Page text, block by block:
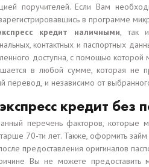
поручителей. Если Вам
в программе
кредит наличными, так
контактных и паспортных
доступна, с помощью
в любой сумме, которая не
перевод, и независимо от
кредит без
перечень факторов, которые
70-ти лет. Также, оформить
предоставления оригиналов
Вы не можете